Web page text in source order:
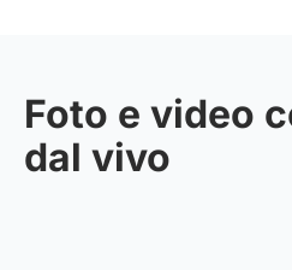
Foto e video
dal vivo